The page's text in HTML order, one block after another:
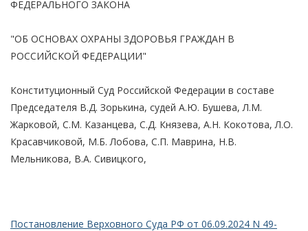
ФЕДЕРАЛЬНОГО ЗАКОНА
"ОБ ОСНОВАХ ОХРАНЫ ЗДОРОВЬЯ ГРАЖДАН В
РОССИЙСКОЙ ФЕДЕРАЦИИ"
Конституционный Суд Российской Федерации в составе
Председателя В.Д. Зорькина, судей А.Ю. Бушева, Л.М.
Жарковой, С.М. Казанцева, С.Д. Князева, А.Н. Кокотова, Л.О.
Красавчиковой, М.Б. Лобова, С.П. Маврина, Н.В.
Мельникова, В.А. Сивицкого,
Постановление Верховного Суда РФ от 06.09.2024 N 49-